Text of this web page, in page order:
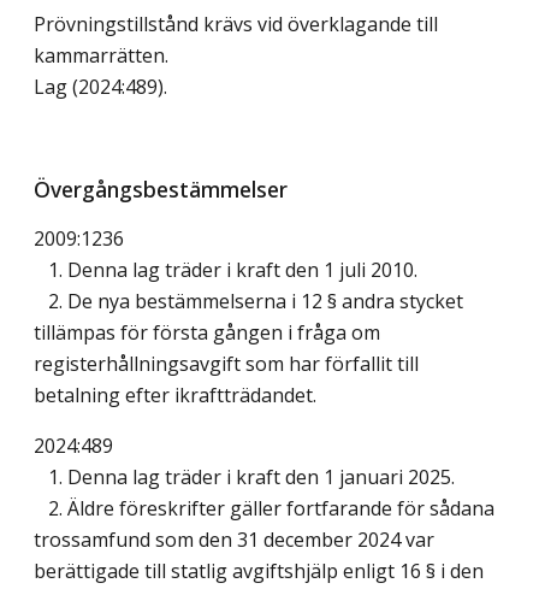
Prövningstillstånd krävs vid överklagande till
kammarrätten.
Lag (2024:489).
Övergångsbestämmelser
2009:1236
1. Denna lag träder i kraft den 1 juli 2010.
2. De nya bestämmelserna i 12 § andra stycket
tillämpas för första gången i fråga om
registerhållningsavgift som har förfallit till
betalning efter ikraftträdandet.
2024:489
1. Denna lag träder i kraft den 1 januari 2025.
2. Äldre föreskrifter gäller fortfarande för sådana
trossamfund som den 31 december 2024 var
berättigade till statlig avgiftshjälp enligt 16 § i den